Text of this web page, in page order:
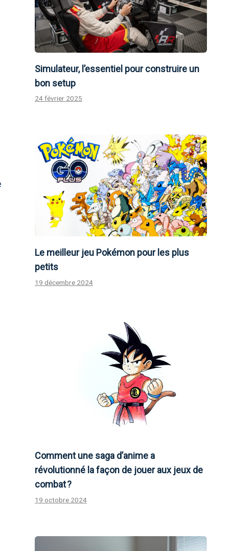
Simulateur, l’essentiel pour construire un
bon setup
24 février 2025
Le meilleur jeu Pokémon pour les plus
petits
19 décembre 2024
Comment une saga d’anime a
révolutionné la façon de jouer aux jeux de
combat ?
19 octobre 2024